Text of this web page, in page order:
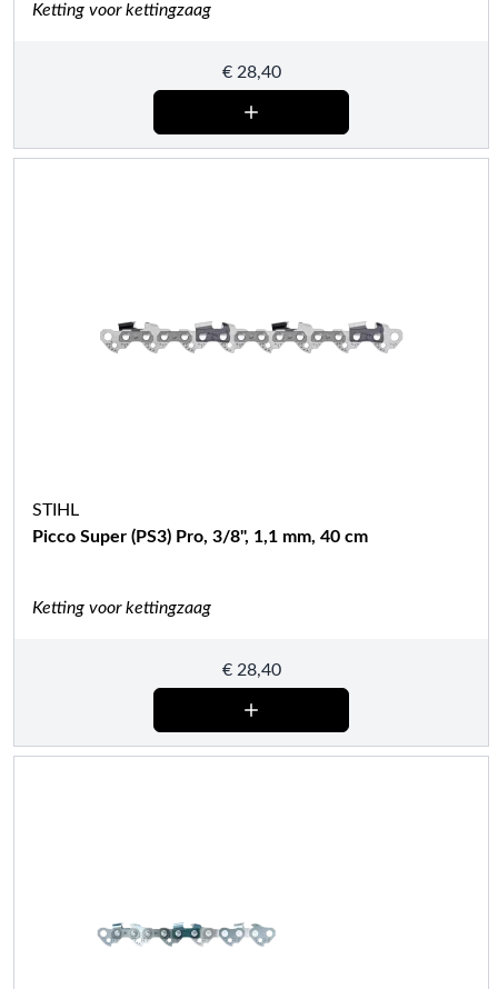
Ketting voor kettingzaag
€28,40
STIHL
Picco Super (PS3) Pro, 3/8", 1,1 mm, 40 cm
Ketting voor kettingzaag
€28,40